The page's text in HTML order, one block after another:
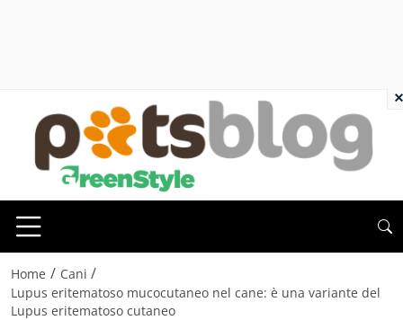
Home / Cani /
Lupus eritematoso mucocutaneo nel cane: è una variante del
Lupus eritematoso cutaneo
×